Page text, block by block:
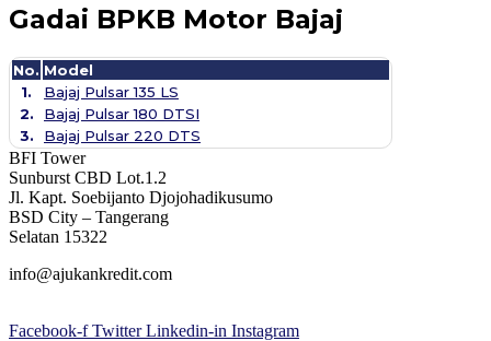
Gadai BPKB Motor Bajaj
No. Model
1.
Bajaj Pulsar 135 LS
2.
Bajaj Pulsar 180 DTSI
3.
Bajaj Pulsar 220 DTS
BFI Tower
Sunburst CBD Lot.1.2
Jl. Kapt. Soebijanto Djojohadikusumo
BSD City – Tangerang
Selatan 15322
info@ajukankredit.com
Facebook-f Twitter Linkedin-in Instagram